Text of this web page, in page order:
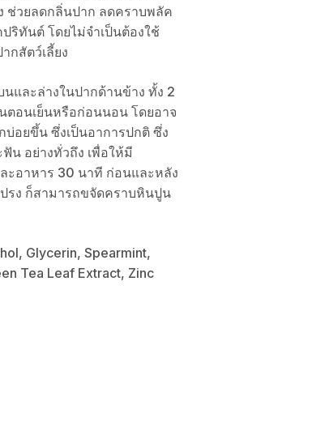
ช่วยลดกลิ่นปาก ลดคราบพลัค
ริทันต์ โดยไม่จำเป็นต้องใช้
กสัตว์เลี้ยง
และล่างในปากด้านข้าง ทั้ง 2
ตอนเย็นหรือก่อนนอน โดยอาจ
บ่อยขึ้น ซึ่งเป็นอาการปกติ ซึ่ง
ฟัน อย่างทั่วถึง เพื่อให้มี
ะอาหาร 30 นาที ก่อนและหลัง
ปรง ก็สามารถขจัดคราบหินปูน
Glycerin, Spearmint,
Tea Leaf Extract, Zinc